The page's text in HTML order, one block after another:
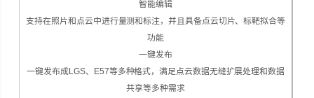
智能编辑
支持在照片和点云中进行量测和标注，并且具备点云切片、标靶拟合等
功能
一键发布
一键发布成LGS、E57等多种格式，满足点云数据无缝扩展处理和数据
共享等多种需求